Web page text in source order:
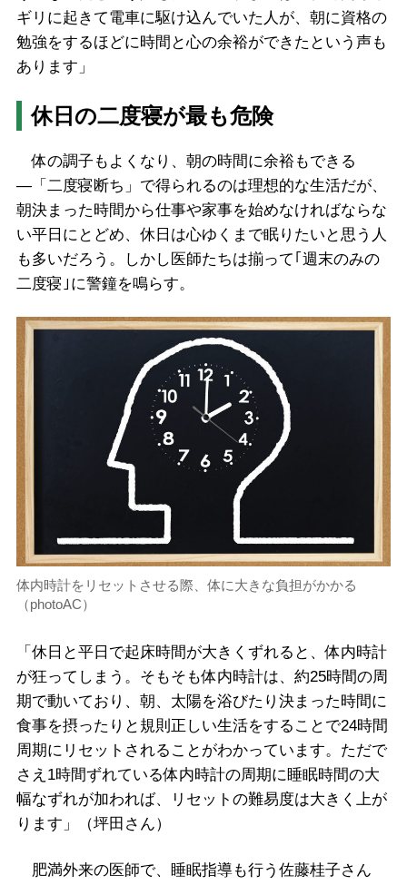
ギリに起きて電車に駆け込んでいた人が、朝に資格の
勉強をするほどに時間と心の余裕ができたという声も
あります」
休日の二度寝が最も危険
体の調子もよくなり、朝の時間に余裕もできる
―「二度寝断ち」で得られるのは理想的な生活だが、
朝決まった時間から仕事や家事を始めなければならな
い平日にとどめ、休日は心ゆくまで眠りたいと思う人
も多いだろう。しかし医師たちは揃って｢週末のみの
二度寝｣に警鐘を鳴らす。
体内時計をリセットさせる際、体に大きな負担がかかる
（photoAC）
「休日と平日で起床時間が大きくずれると、体内時計
が狂ってしまう。そもそも体内時計は、約25時間の周
期で動いており、朝、太陽を浴びたり決まった時間に
食事を摂ったりと規則正しい生活をすることで24時間
周期にリセットされることがわかっています。ただで
さえ1時間ずれている体内時計の周期に睡眠時間の大
幅なずれが加われば、リセットの難易度は大きく上が
ります」（坪田さん）
肥満外来の医師で、睡眠指導も行う佐藤桂子さん